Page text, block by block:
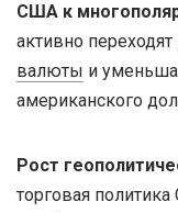
США к
активно
валюты и
американского
Рост
торговая